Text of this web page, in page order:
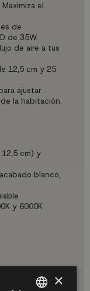
el
de
de 35W.
de aire a tus
12,5 cm y 25
ajustar
la habitación.
cm) y
blanco,
y 6000K
×